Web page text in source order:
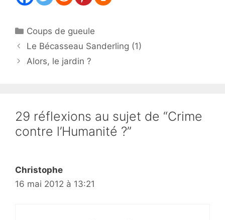
Catégories
Coups de gueule
Le Bécasseau Sanderling (1)
Alors, le jardin ?
29 réflexions au sujet de “Crime
contre l’Humanité ?”
Christophe
16 mai 2012 à 13:21